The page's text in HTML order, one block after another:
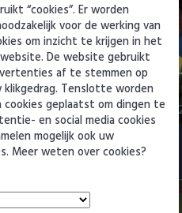
miljoen
2-0
8 augustus
“cookies”. Er worden
voor de werking van
om inzicht te krijgen in het
De website gebruikt
af te stemmen op
klikgedrag. Tenslotte worden
cookies geplaatst om dingen te
en social media cookies
mogelijk ook uw
Meer weten over cookies?